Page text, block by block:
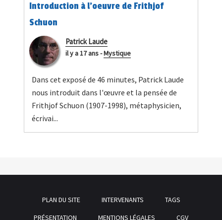
Introduction à l'oeuvre de Frithjof
Schuon
Patrick Laude
il y a 17 ans-Mystique
Dans cet exposé de 46 minutes, Patrick Laude
nous introduit dans l'œuvre et la pensée de
Frithjof Schuon (1907-1998), métaphysicien,
écrivai...
PLAN DU SITE INTERVENANTS
TAGS
PRÉSENTATION
MENTIONS LÉGALES CGV